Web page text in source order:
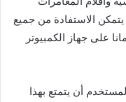
الاستفادة من جميع
على جهاز الكمبيوتر
أن يتمتع بهذا